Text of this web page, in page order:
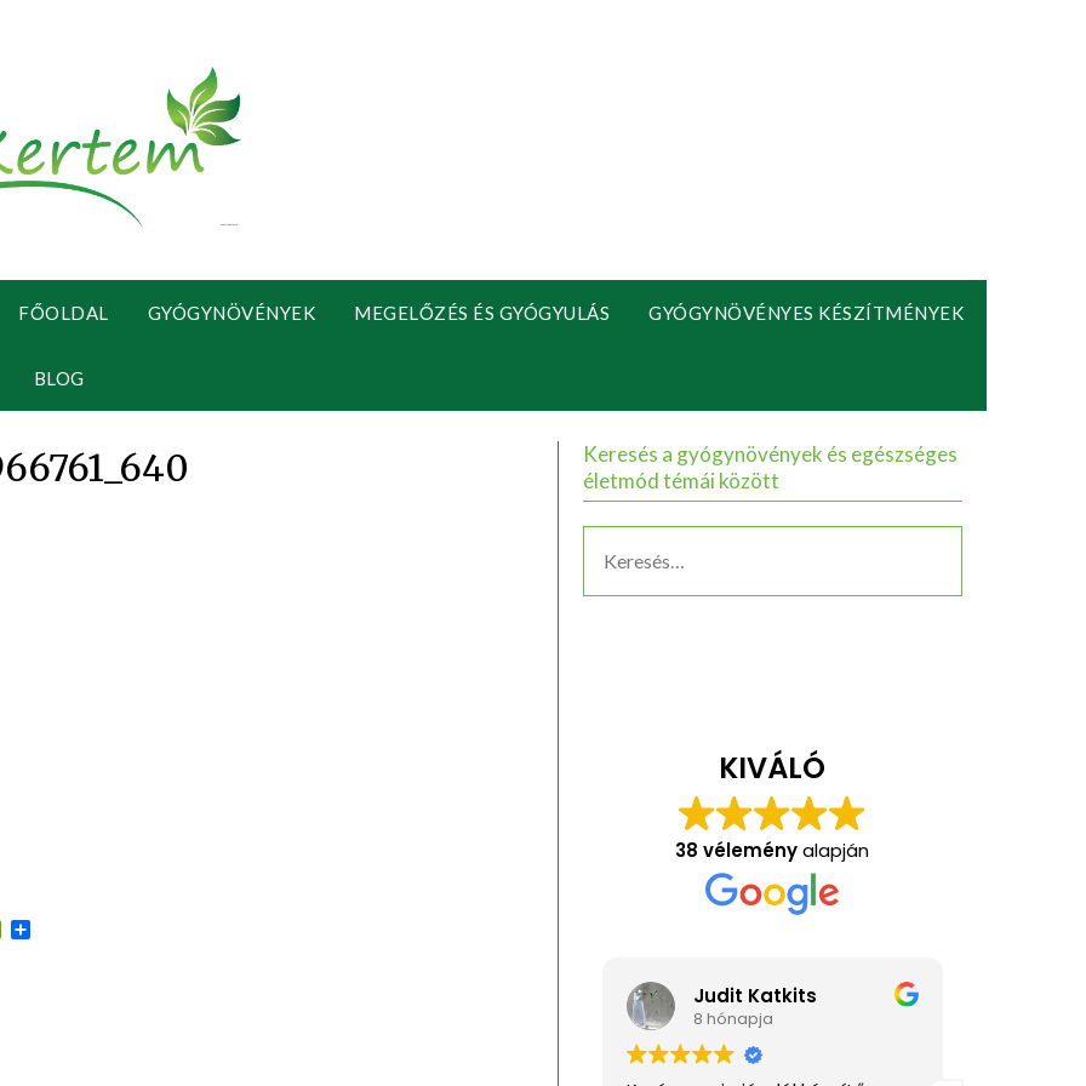
FŐOLDAL GYÓGYNÖVÉNYEK MEGELŐZÉS ÉS GYÓGYULÁS GYÓGYNÖVÉNYES KÉSZÍTMÉNYEK
BLOG
PrintFriendly
Keresés a gyógynövények és egészséges
életmód témái között
KIVÁLÓ
38 véleményalapján
Judit Katkits
8 hónapja